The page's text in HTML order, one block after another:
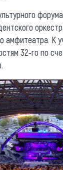
амфитеатра. К
32-го по